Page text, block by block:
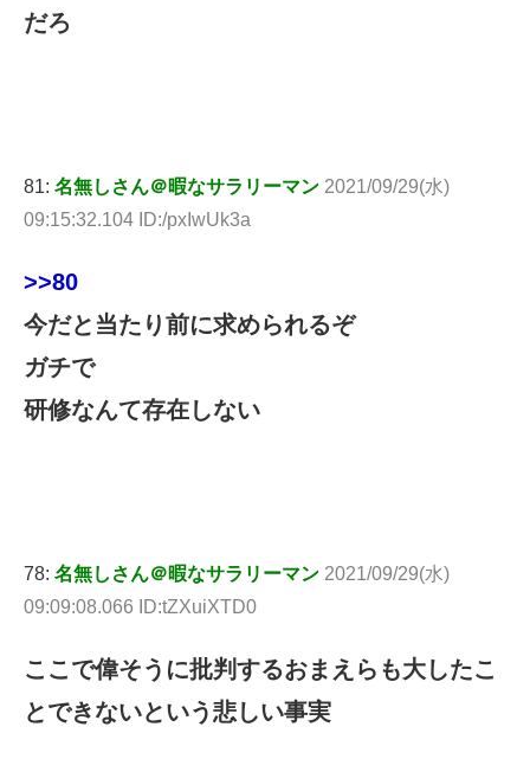
だろ
81: 名無しさん＠暇なサラリーマン 2021/09/29(水)
09:15:32.104 ID:/pxIwUk3a
>>80
今だと当たり前に求められるぞ
ガチで
研修なんて存在しない
78: 名無しさん＠暇なサラリーマン 2021/09/29(水)
09:09:08.066 ID:tZXuiXTD0
ここで偉そうに批判するおまえらも大したこ
とできないという悲しい事実